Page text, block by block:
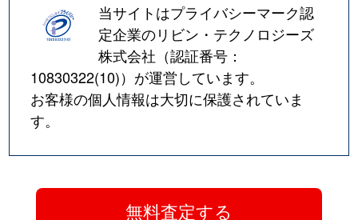
当サイトはプライバシーマーク認
定企業のリビン・テクノロジーズ
株式会社（認証番号：
10830322(10)）が運営しています。
お客様の個人情報は大切に保護されていま
す。